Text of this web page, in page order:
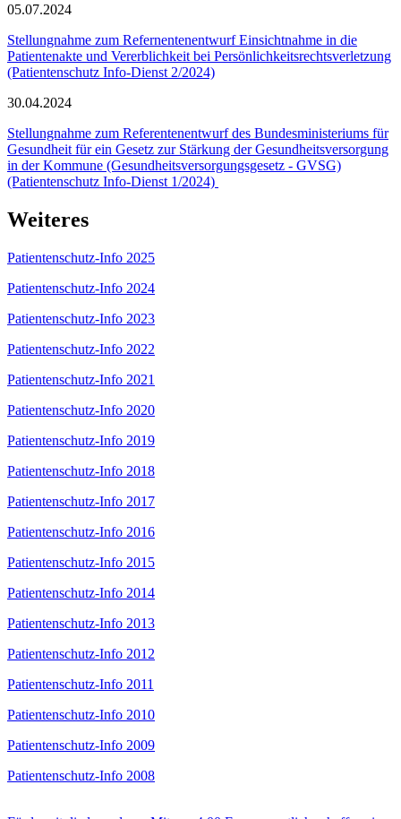
05.07.2024
Stellungnahme zum Refernentenentwurf Einsichtnahme in die
Patientenakte und Vererblichkeit bei Persönlichkeitsrechtsverletzung
(Patientenschutz Info-Dienst 2/2024)
30.04.2024
Stellungnahme zum Referentenentwurf des Bundesministeriums für
Gesundheit für ein Gesetz zur Stärkung der Gesundheitsversorgung
in der Kommune (Gesundheitsversorgungsgesetz - GVSG)
(Patientenschutz Info-Dienst 1/2024)
Weiteres
Patientenschutz-Info 2025
Patientenschutz-Info 2024
Patientenschutz-Info 2023
Patientenschutz-Info 2022
Patientenschutz-Info 2021
Patientenschutz-Info 2020
Patientenschutz-Info 2019
Patientenschutz-Info 2018
Patientenschutz-Info 2017
Patientenschutz-Info 2016
Patientenschutz-Info 2015
Patientenschutz-Info 2014
Patientenschutz-Info 2013
Patientenschutz-Info 2012
Patientenschutz-Info 2011
Patientenschutz-Info 2010
Patientenschutz-Info 2009
Patientenschutz-Info 2008